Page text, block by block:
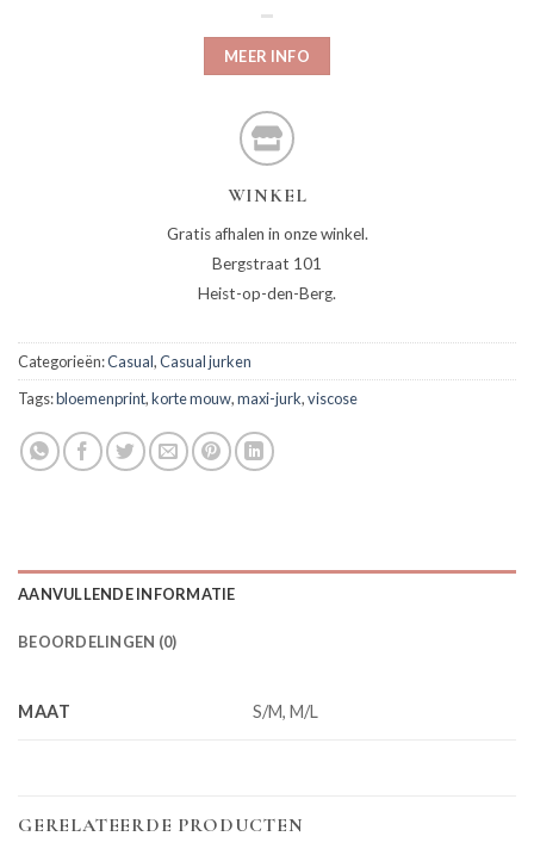
MEER INFO
WINKEL
Gratis afhalen in onze winkel.
Bergstraat 101
Heist-op-den-Berg.
Categorieën:Casual,Casual jurken
Tags:bloemenprint,korte mouw,maxi-jurk,viscose
AANVULLENDE INFORMATIE
BEOORDELINGEN (0)
MAAT S/M, M/L
GERELATEERDE PRODUCTEN